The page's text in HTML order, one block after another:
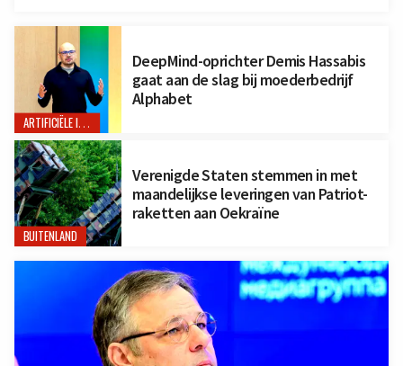
ARTIFICIËLE INTELLIGENTIE
DeepMind-oprichter Demis Hassabis
gaat aan de slag bij moederbedrijf
Alphabet
BUITENLAND
Verenigde Staten stemmen in met
maandelijkse leveringen van Patriot-
raketten aan Oekraïne